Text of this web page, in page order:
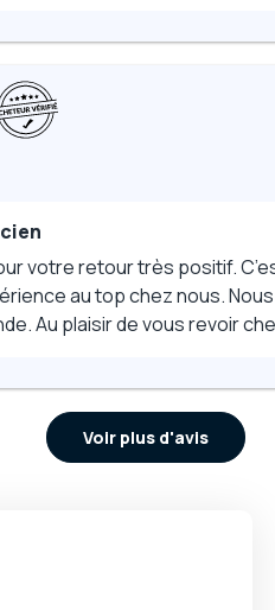
votre retour très positif.
au top chez nous.
Au plaisir de vous revoir
Voir plus d'avis